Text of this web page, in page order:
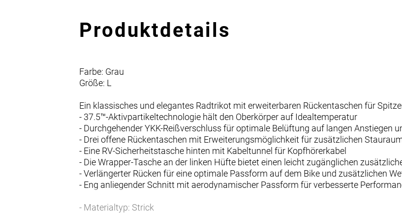
Produktdetails
Farbe: Grau
Größe: L
Ein klassisches und elegantes Radtrikot mit erweiterbaren Rückentaschen für
- 37.5™-Aktivpartikeltechnologie hält den Oberkörper auf Idealtemperatur
- Durchgehender YKK-Reißverschluss für optimale Belüftung auf langen Anstiegen
- Drei offene Rückentaschen mit Erweiterungsmöglichkeit für zusätzlichen
- Eine RV-Sicherheitstasche hinten mit Kabeltunnel für Kopfhörerkabel
- Die Wrapper-Tasche an der linken Hüfte bietet einen leicht zugänglichen
- Verlängerter Rücken für eine optimale Passform auf dem Bike und zusätzlichen
- Eng anliegender Schnitt mit aerodynamischer Passform für verbesserte
- Materialtyp: Strick